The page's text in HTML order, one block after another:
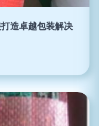
造卓越包装解决